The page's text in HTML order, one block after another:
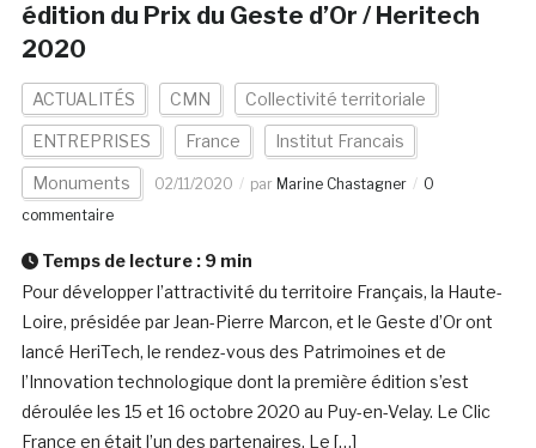
édition du Prix du Geste d’Or / Heritech
2020
ACTUALITÉS CMN Collectivité territoriale
ENTREPRISES France Institut Francais
Monuments 02/11/2020 par Marine Chastagner
0
commentaire
Temps de lecture : 9 min
Pour développer l’attractivité du territoire Français, la Haute-
Loire, présidée par Jean-Pierre Marcon, et le Geste d’Or ont
lancé HeriTech, le rendez-vous des Patrimoines et de
l’Innovation technologique dont la première édition s’est
déroulée les 15 et 16 octobre 2020 au Puy-en-Velay. Le Clic
France en était l’un des partenaires. Le […]